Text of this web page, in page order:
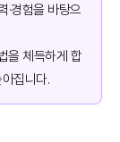
·경험을 바탕으
을 체득하게 합
집니다.